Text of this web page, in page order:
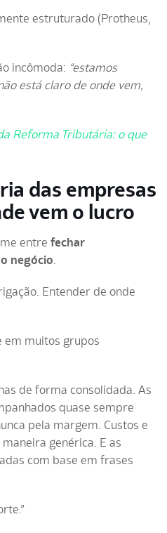
estruturado (Protheus,
incômoda: “estamos
está claro de onde vem,
Reforma Tributária: o que
das empresas
vem o lucro
entre fechar
negócio.
Entender de onde
em muitos grupos
de forma consolidada. As
quase sempre
pela margem. Custos e
genérica. E as
com base em frases